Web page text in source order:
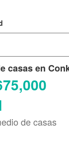
casas en
de casas